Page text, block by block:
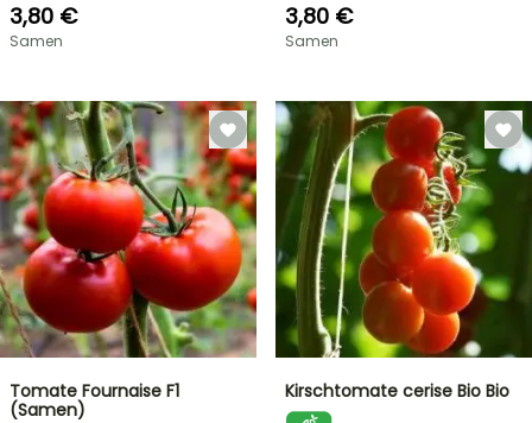
3,80 €
Samen
3,80 €
Samen
Tomate Fournaise F1
(Samen)
Kirschtomate cerise Bio Bio